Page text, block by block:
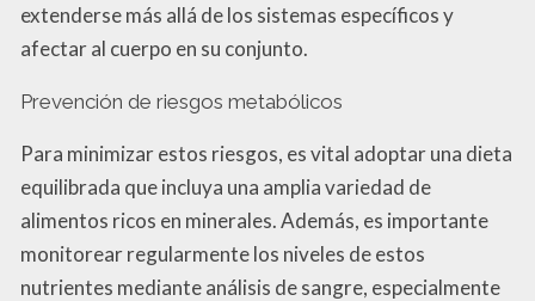
extenderse más allá de los sistemas específicos y
afectar al cuerpo en su conjunto.
Prevención de riesgos metabólicos
Para minimizar estos riesgos, es vital adoptar una dieta
equilibrada que incluya una amplia variedad de
alimentos ricos en minerales. Además, es importante
monitorear regularmente los niveles de estos
nutrientes mediante análisis de sangre, especialmente